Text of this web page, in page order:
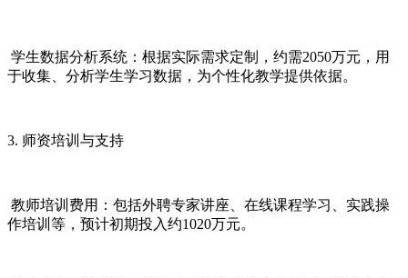
学生数据分析系统：根据实际需求定制，约需2050万元，用
于收集、分析学生学习数据，为个性化教学提供依据。
3. 师资培训与支持
教师培训费用：包括外聘专家讲座、在线课程学习、实践操
作培训等，预计初期投入约1020万元。